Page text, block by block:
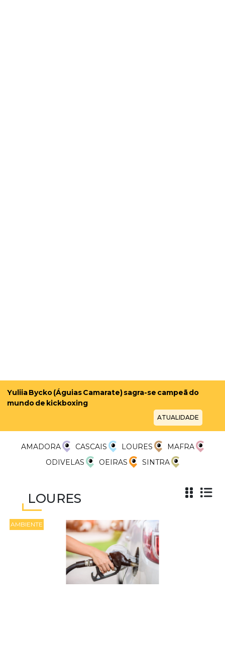
Yuliia Bycko (Águias Camarate) sagra-se campeã do
mundo de kickboxing
ATUALIDADE
AMADORA CASCAIS LOURES
MAFRA
ODIVELAS
OEIRAS SINTRA
LOURES
AMBIENTE